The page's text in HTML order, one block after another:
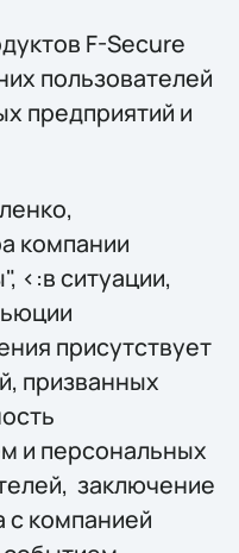
F-Secure
пользователей
предприятий и
компании
<:в ситуации,
присутствует
призванных
и персональных
заключение
с компанией